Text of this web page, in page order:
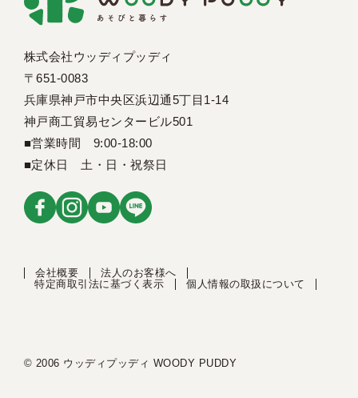
株式会社ウッディプッディ
〒651-0083
兵庫県神戸市中央区浜辺通5丁目1-14
神戸商工貿易センタービル501
■営業時間 9:00-18:00
■定休日 土・日・祝祭日
会社概要
法人のお客様へ
特定商取引法に基づく表示
個人情報の取扱について
© 2006 ウッディプッディ WOODY PUDDY